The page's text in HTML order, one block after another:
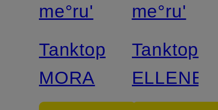
me°ru'
Tanktop
MORA
me°ru'
Tanktop